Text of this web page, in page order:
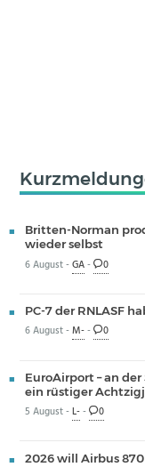
Britten-Norman
wieder selbst
6 August -GA- 0
PC-7 der RNLASF
6 August -M-- 0
EuroAirport – an
ein rüstiger
5 August -L-- 0
2026 will Airbus